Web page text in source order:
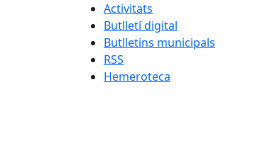
Activitats
Butlletí digital
Butlletins municipals
RSS
Hemeroteca